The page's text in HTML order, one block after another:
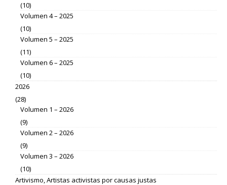
(10)
Volumen 4 – 2025
(10)
Volumen 5 – 2025
(11)
Volumen 6 – 2025
(10)
2026
(28)
Volumen 1 – 2026
(9)
Volumen 2 – 2026
(9)
Volumen 3 – 2026
(10)
Artivismo, Artistas activistas por causas justas